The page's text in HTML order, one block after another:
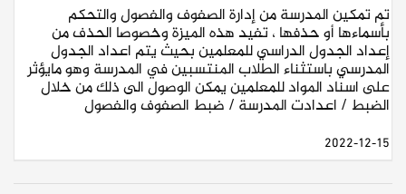
تم تمكين المدرسة من إدارة الصفوف والفصول والتحكم
بأسماءها أو حذفها ، تفيد هذه الميزة وخصوصا الحذف من
إعداد الجدول الدراسي للمعلمين بحيث يتم اعداد الجدول
المدرسي باستثناء الطلاب المنتسبين في المدرسة وهو مايؤثر
على اسناد المواد للمعلمين يمكن الوصول الى ذلك من خلال
الضبط / اعدادت المدرسة / ضبط الصفوف والفصول
2022-12-15